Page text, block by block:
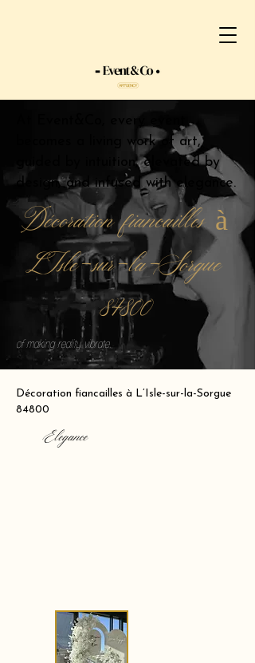
becomes a living work of art,
guided by intuition, elevated by
design, and infused with elegance.
Décoration fiancailles à
L’Isle-sur-la-Sorgue
84800
of making reality vibrate.
Décoration fiancailles à L’Isle-sur-la-Sorgue
84800
Elegance